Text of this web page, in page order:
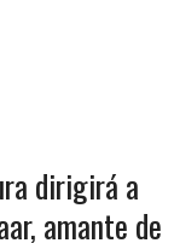
dirigirá a
amante de